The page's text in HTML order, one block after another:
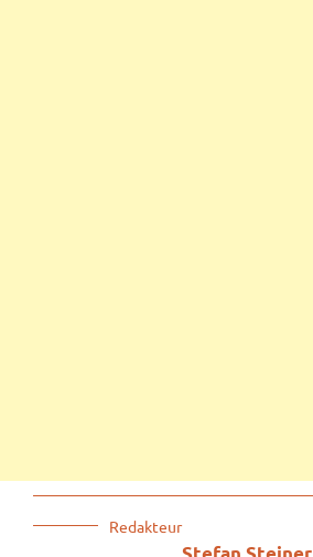
Redakteur